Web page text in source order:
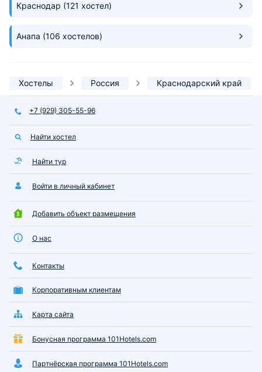
Краснодар (121 хостел)
Анапа (106 хостелов)
Хостелы Россия Краснодарский край
+7 (929) 305-55-96
Найти хостел
Найти тур
Войти в личный кабинет
Добавить объект размещения
О нас
Контакты
Корпоративным клиентам
Карта сайта
Бонусная программа 101Hotels.com
Партнёрская программа 101Hotels.com